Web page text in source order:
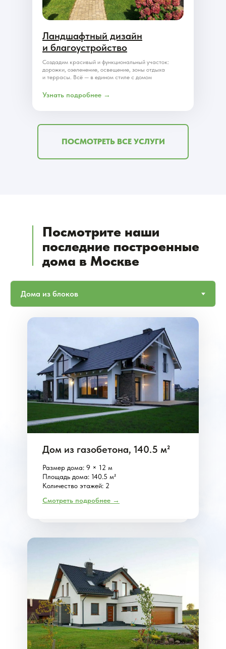
ПОСМОТРЕТЬ ВСЕ УСЛУГИ
Создадим красивый и функциональный участок:
дорожки, озеленение, освещение, зоны отдыха
и террасы. Всё — в едином стиле с домом
Узнать подробнее →
Ландшафтный дизайн
и благоустройство
Посмотрите наши
последние построенные
дома в Москве
Смотреть подробнее →
Размер дома: 9 × 12 м
Площадь дома: 140.5 м²
Количество этажей: 2
Дом из газобетона, 140.5 м²